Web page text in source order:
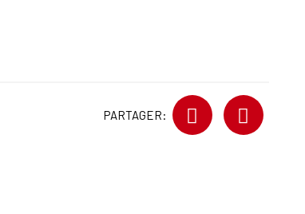
PARTAGER: